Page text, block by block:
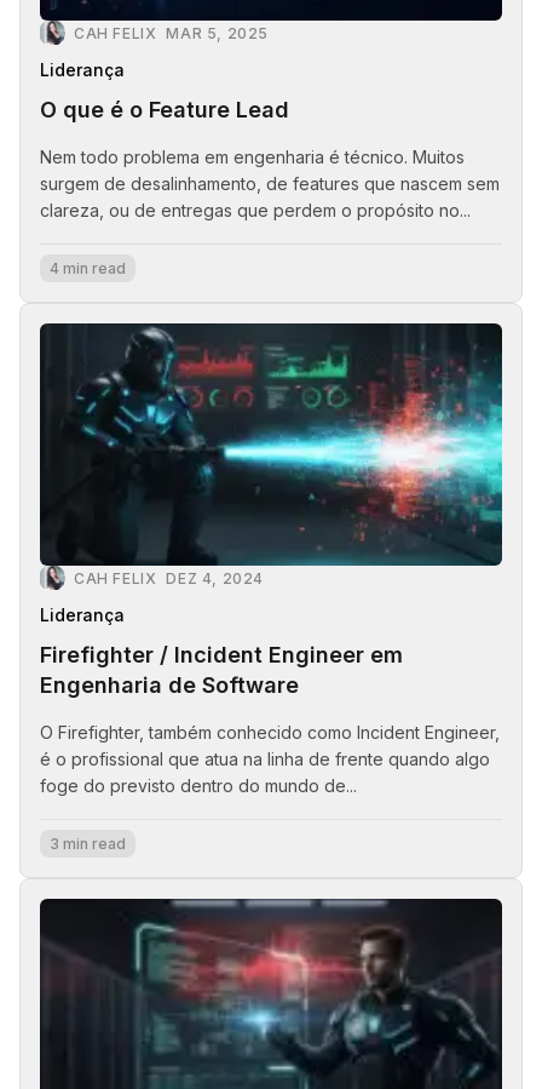
CAH FELIX MAR 5, 2025
Liderança
O que é o Feature Lead
Nem todo problema em engenharia é técnico. Muitos
surgem de desalinhamento, de features que nascem sem
clareza, ou de entregas que perdem o propósito no...
4 min read
CAH FELIX DEZ 4, 2024
Liderança
Firefighter / Incident Engineer em
Engenharia de Software
O Firefighter, também conhecido como Incident Engineer,
é o profissional que atua na linha de frente quando algo
foge do previsto dentro do mundo de...
3 min read